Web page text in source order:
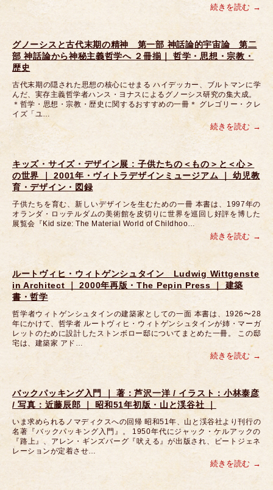
続きを読む
グノーシスと古代末期の精神 第一部 神話論的宇宙論 第二
部 神話論から神秘主義哲学へ ２冊揃｜ 哲学・思想・宗教・
歴史
古代末期の隠された思想の核心にせまる ハイデッカー、ブルトマンに学
んだ、実存主義哲学者ハンス・ヨナスによるグノーシス研究の集大成。
＊哲学・思想・宗教・歴史に関するおすすめの一冊＊ グレゴリー・クレ
イズ「ユ…
続きを読む
キッズ・サイズ・デザイン展 : 子供たちの＜もの＞と＜心＞
の世界 ｜ 2001年・ヴィトラデザインミュージアム ｜ 幼児教
育・デザイン・図録
子供たちを育む、新しいデザインを生むための一冊 本書は、1997年の
オランダ・ロッテルダムの美術館を皮切りに世界を巡回し好評を博した
展覧会『Kid size: The Material World of Childhoo…
続きを読む
ルートヴィヒ・ウィトゲンシュタイン Ludwig Wittgenste
in Architect ｜ 2000年再版・The Pepin Press ｜ 建築
書・哲学
哲学者ウィトゲンシュタインの建築家としての一面 本書は、1926〜28
年にかけて、哲学者 ルートヴィヒ・ウィトゲンシュタインが姉・マーガ
レットのために設計したストンボロー邸についてまとめた一冊。 この邸
宅は、建築家 アド…
続きを読む
バックパッキング入門 ｜ 著：芦沢一洋 / イラスト：小林泰彦
/ 写真：近藤辰郎 ｜ 昭和51年初版・山と渓谷社 ｜
いま求められるノマディクスへの回帰 昭和51年、山と渓谷社より刊行の
名著『バックパッキング入門』。 1950年代にジャック・ケルアックの
『路上』、アレン・ギンズバーグ『吠える』が出版され、ビートジェネ
レーションが定着させ…
続きを読む